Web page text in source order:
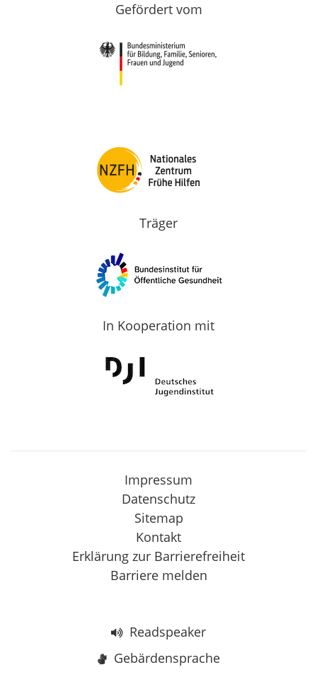
Gefördert vom
Träger
In Kooperation mit
Impressum
Datenschutz
Sitemap
Kontakt
Erklärung zur Barrierefreiheit
Barriere melden
Readspeaker
Gebärdensprache